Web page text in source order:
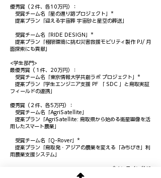
優秀賞（２件、各10万円）：
受賞チーム名「星の還り路プロジェクト」*
提案プラン「迎える宇宙葬 宇宙砂と星空の葬送」
受賞チーム名「RIDE DESIGN」*
提案プラン「極限環境に挑む災害救援モビリティ製作 PJ/ 月
面探索にも貢献」
<学生部門>
最優秀賞（１件、20万円）：
受賞チーム名「東京情報大学共創ラボ プロジェクト」*
提案プラン「学生エンジニア支援 PF 「 SDC 」と鳥取実証
フィールドの連携」
優秀賞（２件、各5万円）：
受賞チーム名「AgriSatellite」
提案プラン「AgriSatellite: 鳥取県から始める衛星画像を活
用したスマート農業」
受賞チーム名「Q-Rover」*
提案プラン「鳥取発・アジアの農業を変える「みちびき」利
用農業支援システム」
*オンライン参加